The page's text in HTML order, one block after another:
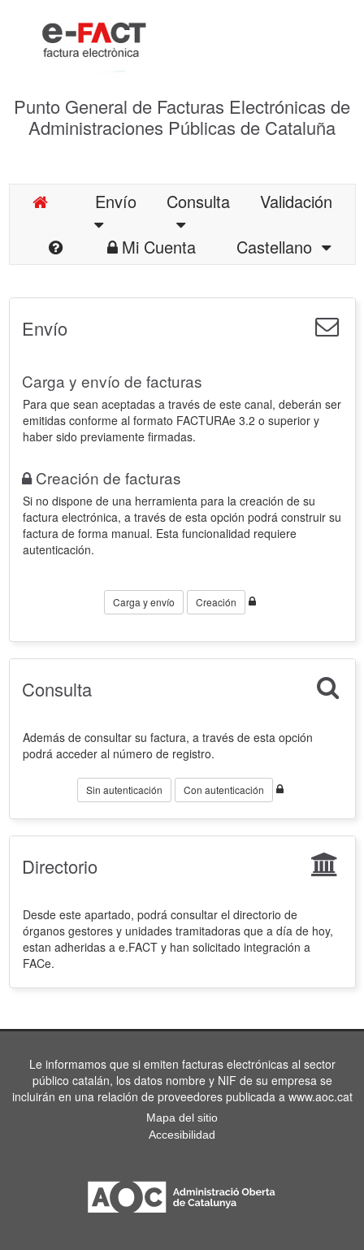
Punto General de Facturas Electrónicas de
Administraciones Públicas de Cataluña
Envío Consulta
Validación
Mi Cuenta
Castellano
Envío
Carga y envío de facturas
Para que sean aceptadas a través de este canal, deberán ser
emitidas conforme al formato FACTURAe 3.2 o superior y
haber sido previamente firmadas.
Creación de facturas
Si no dispone de una herramienta para la creación de su
factura electrónica, a través de esta opción podrá construir su
factura de forma manual. Esta funcionalidad requiere
autenticación.
Carga y envío Creación
Consulta
Además de consultar su factura, a través de esta opción
podrá acceder al número de registro.
Sin autenticación Con autenticación
Directorio
Desde este apartado, podrá consultar el directorio de
órganos gestores y unidades tramitadoras que a día de hoy,
estan adheridas a e.FACT y han solicitado integración a
FACe.
Le informamos que si emiten facturas electrónicas al sector
público catalán, los datos nombre y NIF de su empresa se
incluirán en una relación de proveedores publicada a www.aoc.cat
Mapa del sitio
Accesibilidad